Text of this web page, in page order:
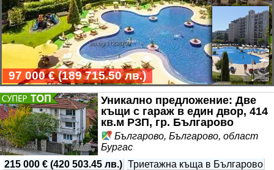
97 000 €(189 715.50 лв.)
Уникално предложение: Две
къщи с гараж в един двор, 414
кв.м РЗП, гр. Българово
Българово, Българово, област
Бургас
215 000 € (420 503.45 лв.) Триетажна къща в Българово